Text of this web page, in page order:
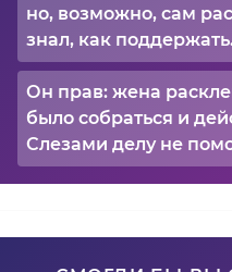
но, возможно, сам
знал, как
Он прав: жена
было собраться и
Слезами делу не